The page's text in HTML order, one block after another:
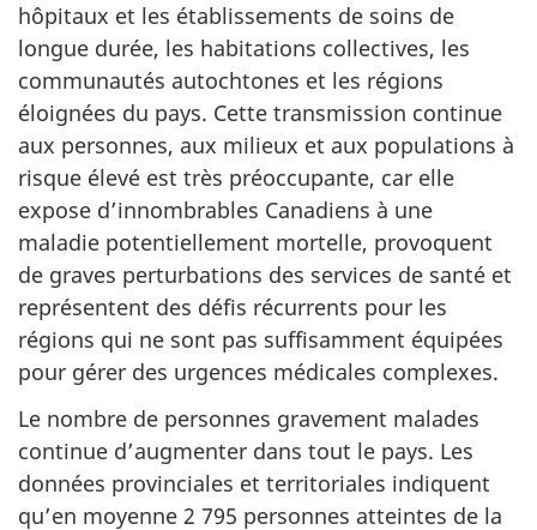
hôpitaux et les établissements de soins de
longue durée, les habitations collectives, les
communautés autochtones et les régions
éloignées du pays. Cette transmission continue
aux personnes, aux milieux et aux populations à
risque élevé est très préoccupante, car elle
expose d’innombrables Canadiens à une
maladie potentiellement mortelle, provoquent
de graves perturbations des services de santé et
représentent des défis récurrents pour les
régions qui ne sont pas suffisamment équipées
pour gérer des urgences médicales complexes.
Le nombre de personnes gravement malades
continue d’augmenter dans tout le pays. Les
données provinciales et territoriales indiquent
qu’en moyenne 2 795 personnes atteintes de la